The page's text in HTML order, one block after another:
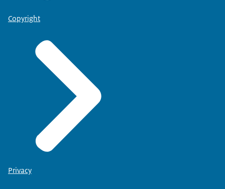
Copyright
Privacy